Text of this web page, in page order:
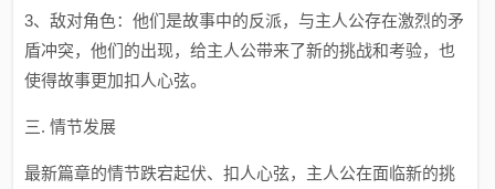
3、敌对角色：他们是故事中的反派，与主人公存在激烈的矛
盾冲突，他们的出现，给主人公带来了新的挑战和考验，也
使得故事更加扣人心弦。
三. 情节发展
最新篇章的情节跌宕起伏、扣人心弦，主人公在面临新的挑